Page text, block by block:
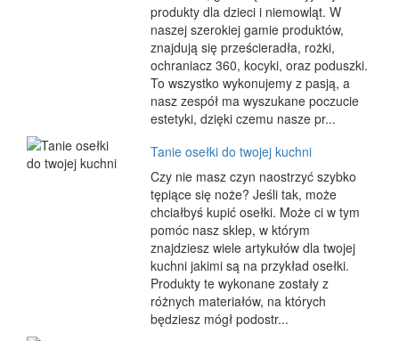
produkty dla dzieci i niemowląt. W
naszej szerokiej gamie produktów,
znajdują się prześcieradła, rożki,
ochraniacz 360, kocyki, oraz poduszki.
To wszystko wykonujemy z pasją, a
nasz zespół ma wyszukane poczucie
estetyki, dzięki czemu nasze pr...
Tanie osełki do twojej kuchni
Czy nie masz czyn naostrzyć szybko
tępiące się noże? Jeśli tak, może
chciałbyś kupić osełki. Może ci w tym
pomóc nasz sklep, w którym
znajdziesz wiele artykułów dla twojej
kuchni jakimi są na przykład osełki.
Produkty te wykonane zostały z
różnych materiałów, na których
będziesz mógł podostr...